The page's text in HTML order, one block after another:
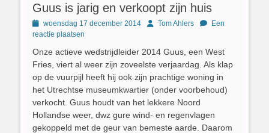
Guus is jarig en verkoopt zijn huis
Geplaatst
op
woensdag 17 december 2014 AuthorTom Ahlers
Een
reactie plaatsen
Onze actieve wedstrijdleider 2014 Guus, een West
Fries, viert al weer zijn zoveelste verjaardag. Als klap
op de vuurpijl heeft hij ook zijn prachtige woning in
het Utrechtse museumkwartier (onder voorbehoud)
verkocht. Guus houdt van het lekkere Noord
Hollandse weer, dwz gure wind- en regenvlagen
gekoppeld met de geur van bemeste aarde. Daarom